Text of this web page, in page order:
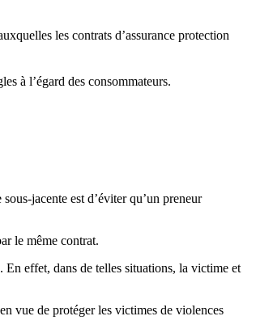
les contrats d’assurance protection
à l’égard des consommateurs.
jacente est d’éviter qu’un preneur
le même contrat.
effet, dans de telles situations, la victime et
vue de protéger les victimes de violences